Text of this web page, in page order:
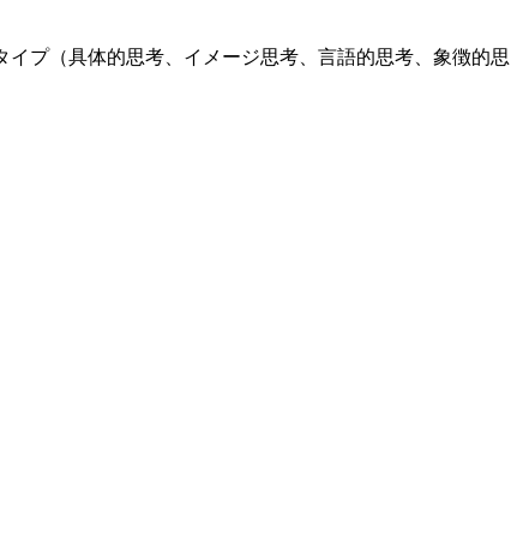
プ（具体的思考、イメージ思考、言語的思考、象徴的思